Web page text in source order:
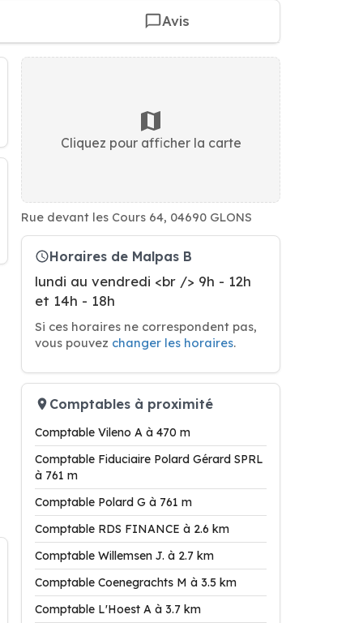
Avis
Cliquez pour afficher la carte
Rue devant les Cours 64, 04690 GLONS
Horaires de Malpas B
lundi au vendredi <br /> 9h - 12h
et 14h - 18h
Si ces horaires ne correspondent pas,
vous pouvez changer les horaires.
Comptables à proximité
Comptable Vileno A à 470 m
Comptable Fiduciaire Polard Gérard SPRL
à 761 m
Comptable Polard G à 761 m
Comptable RDS FINANCE à 2.6 km
Comptable Willemsen J. à 2.7 km
Comptable Coenegrachts M à 3.5 km
Comptable L'Hoest A à 3.7 km